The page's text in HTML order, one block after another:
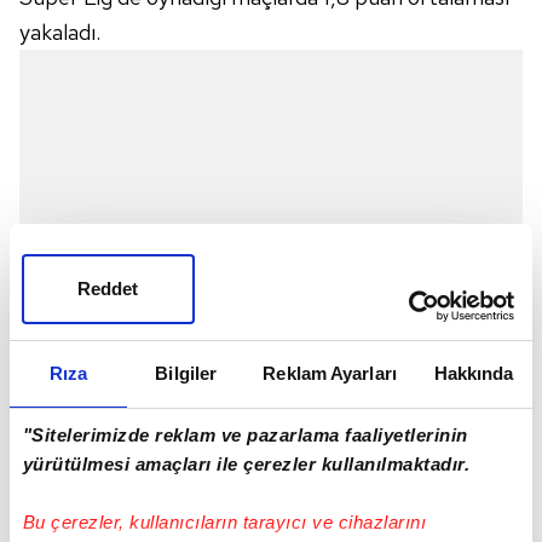
Rıza Bilgiler Reklam Ayarları Hakkında
"Sitelerimizde reklam ve pazarlama faaliyetlerinin
yürütülmesi amaçları ile çerezler kullanılmaktadır.
Bu çerezler, kullanıcıların tarayıcı ve cihazlarını
Reddet
yakaladı.
Sarı-lacivertliler, Portekizli çalıştırıcı yönetiminde
mağlubiyet yaşadı. Hanesine 28 puan yazdırabilen